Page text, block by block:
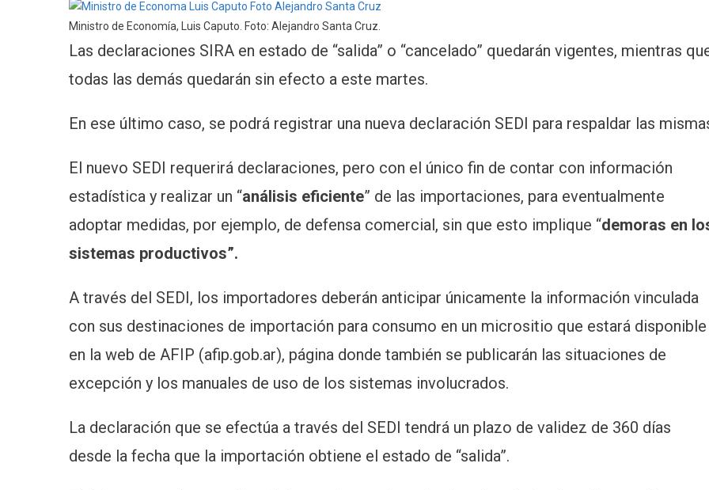
Ministro de Economía, Luis Caputo. Foto: Alejandro Santa Cruz.
Las declaraciones SIRA en estado de “salida” o “cancelado” quedarán vigentes, mientras
todas las demás quedarán sin efecto a este martes.
En ese último caso, se podrá registrar una nueva declaración SEDI para respaldar las
El nuevo SEDI requerirá declaraciones, pero con el único fin de contar con información
estadística y realizar un “análisis eficiente” de las importaciones, para eventualmente
adoptar medidas, por ejemplo, de defensa comercial, sin que esto implique “demoras en
sistemas productivos”.
A través del SEDI, los importadores deberán anticipar únicamente la información vinculada
con sus destinaciones de importación para consumo en un micrositio que estará disponible
en la web de AFIP (afip.gob.ar), página donde también se publicarán las situaciones de
excepción y los manuales de uso de los sistemas involucrados.
La declaración que se efectúa a través del SEDI tendrá un plazo de validez de 360 días
desde la fecha que la importación obtiene el estado de “salida”.